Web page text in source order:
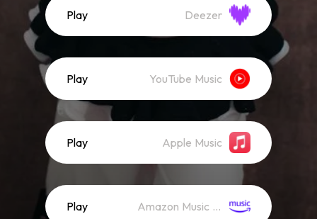
Play Deezer
Play YouTube Music
Play Apple Music
Play Amazon Music (Streaming)